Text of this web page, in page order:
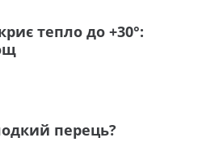
тепло до +30°:
перець?